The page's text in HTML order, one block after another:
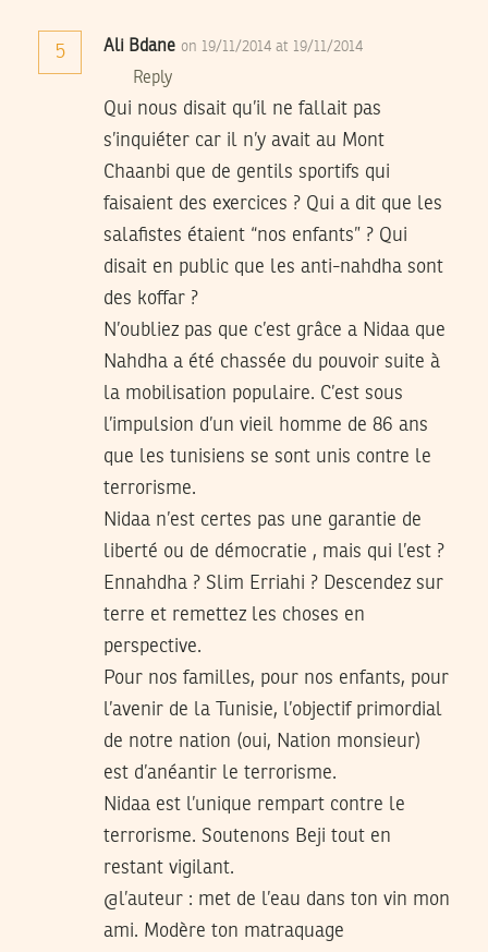
5 Ali Bdane on 19/11/2014 at 19/11/2014
Reply
Qui nous disait qu’il ne fallait pas
s’inquiéter car il n’y avait au Mont
Chaanbi que de gentils sportifs qui
faisaient des exercices ? Qui a dit que les
salafistes étaient “nos enfants” ? Qui
disait en public que les anti-nahdha sont
des koffar ?
N’oubliez pas que c’est grâce a Nidaa que
Nahdha a été chassée du pouvoir suite à
la mobilisation populaire. C’est sous
l’impulsion d’un vieil homme de 86 ans
que les tunisiens se sont unis contre le
terrorisme.
Nidaa n’est certes pas une garantie de
liberté ou de démocratie , mais qui l’est ?
Ennahdha ? Slim Erriahi ? Descendez sur
terre et remettez les choses en
perspective.
Pour nos familles, pour nos enfants, pour
l’avenir de la Tunisie, l’objectif primordial
de notre nation (oui, Nation monsieur)
est d’anéantir le terrorisme.
Nidaa est l’unique rempart contre le
terrorisme. Soutenons Beji tout en
restant vigilant.
@l’auteur : met de l’eau dans ton vin mon
ami. Modère ton matraquage